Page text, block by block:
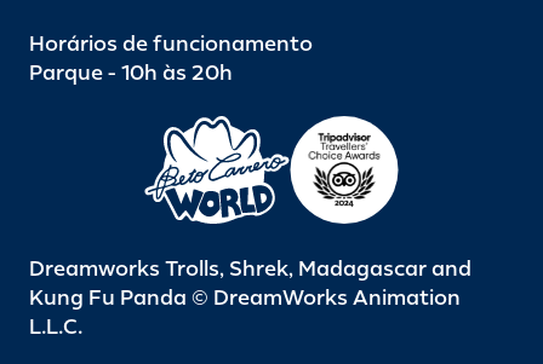
Horários de funcionamento
Parque - 10h às 20h
Dreamworks Trolls, Shrek, Madagascar and
Kung Fu Panda © DreamWorks Animation
L.L.C.